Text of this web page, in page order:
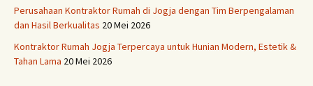
Perusahaan Kontraktor Rumah di Jogja dengan Tim Berpengalaman
dan Hasil Berkualitas 20 Mei 2026
Kontraktor Rumah Jogja Terpercaya untuk Hunian Modern, Estetik &
Tahan Lama 20 Mei 2026